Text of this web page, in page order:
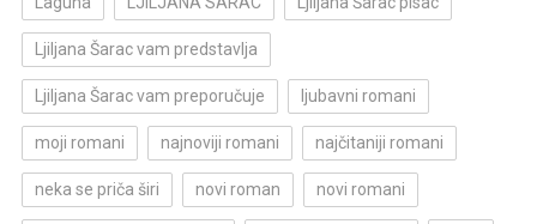
Ljiljana Šarac vam predstavlja
Ljiljana Šarac vam preporučuje ljubavni romani
moji romani najnoviji romani najčitaniji romani
neka se priča širi novi roman novi romani